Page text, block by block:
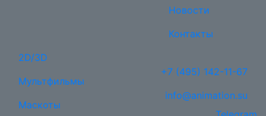
Новости
Контакты
2D/3D
Мультфильмы
Маскоты
+7 (495) 142-11-67
info@animation.su